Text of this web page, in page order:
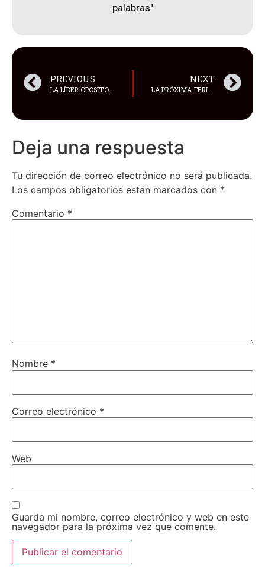
palabras"
PREVIOUS
LA LÍDER OPOSITORA EN VENEZUELA, MARÍA CORINA MACHADO ES UNA DE LOS CANDIDATAS AL PREMIO VÁCLAV HAVEL DE DERECHOS HUMANOS
NEXT
Deja una respuesta
Tu dirección de correo electrónico no será publicada.
Los campos obligatorios están marcados con *
Comentario *
Nombre *
Correo electrónico *
Web
Guarda mi nombre, correo electrónico y web en este
navegador para la próxima vez que comente.